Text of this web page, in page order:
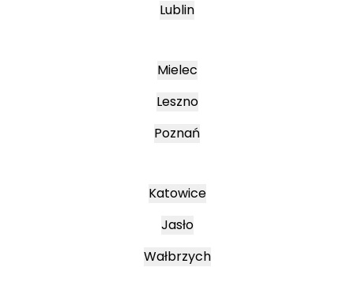
Lublin
Mielec
Leszno
Poznań
Katowice
Jasło
Wałbrzych